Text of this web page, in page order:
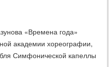
«Времена года»
академии хореографии,
Симфонической капеллы